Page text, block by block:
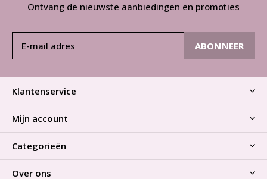
Ontvang de nieuwste aanbiedingen en promoties
ABONNEER
Klantenservice
Mijn account
Categorieën
Over ons